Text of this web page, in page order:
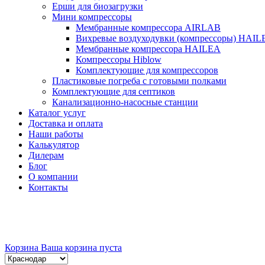
Ерши для биозагрузки
Мини компрессоры
Мембранные компрессора AIRLAB
Вихревые воздуходувки (компрессоры)
Мембранные компрессора HAILEA
Компрессоры Hiblow
Комплектующие для компрессоров
Пластиковые погреба с готовыми полками
Комплектующие для септиков
Канализационно-насосные станции
Каталог услуг
Доставка и оплата
Наши работы
Калькулятор
Дилерам
Блог
О компании
Контакты
Корзина Ваша корзина пуста